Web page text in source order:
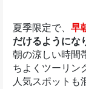
夏季限定で、 早
だけるようにな
朝の涼しい時間
ちよくツーリン
人気スポットも